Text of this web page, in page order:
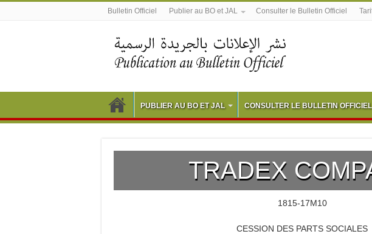
Bulletin Officiel Publier au BO et JAL Consulter le Bulletin Officiel
PUBLIER AU BO ET JAL CONSULTER LE BULLETIN OFFICIEL
TRADEX
1815-17M10
CESSION DES PARTS SOCIALES